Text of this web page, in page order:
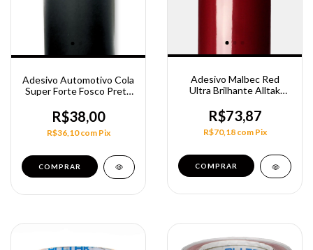
Adesivo Automotivo Cola
Super Forte Fosco Preto
R$38,00
R$36,10com Pix
COMPRAR
Adesivo Malbec Red
Ultra Brilhante Alltak
R$73,87
R$70,18 com Pix
COMPRAR